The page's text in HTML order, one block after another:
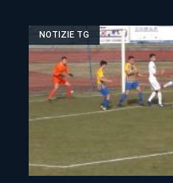
NOTIZIE TG